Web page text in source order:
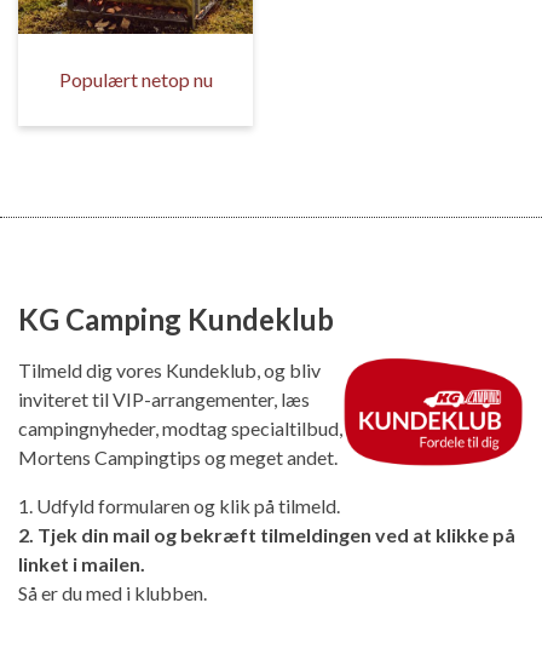
Populært netop nu
KG Camping Kundeklub
Tilmeld dig vores Kundeklub, og bliv
inviteret til VIP-arrangementer, læs
campingnyheder, modtag specialtilbud,
Mortens Campingtips og meget andet.
1. Udfyld formularen og klik på tilmeld.
2. Tjek din mail og bekræft tilmeldingen ved at klikke på
linket i mailen.
Så er du med i klubben.